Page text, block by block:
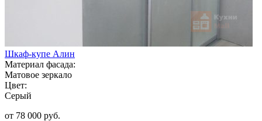
Шкаф-купе Алин
Материал фасада:
Матовое зеркало
Цвет:
Серый
от 78 000 руб.